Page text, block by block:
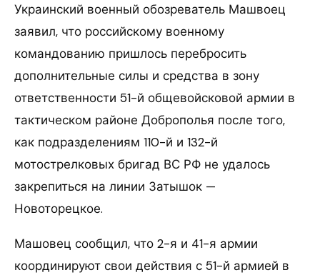
Украинский военный обозреватель Машвоец
заявил, что российскому военному
командованию пришлось перебросить
дополнительные силы и средства в зону
ответственности 51-й общевойсковой армии в
тактическом районе Доброполья после того,
как подразделениям 110-й и 132-й
мотострелковых бригад ВС РФ не удалось
закрепиться на линии Затышок —
Новоторецкое.
Машовец сообщил, что 2-я и 41-я армии
координируют свои действия с 51-й армией в